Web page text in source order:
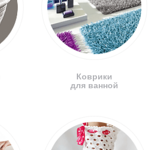
Коврики
для ванной